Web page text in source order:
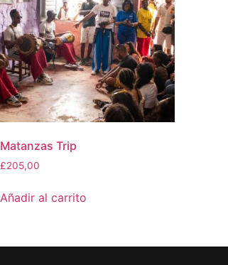
Matanzas Trip
£205,00
Añadir al carrito